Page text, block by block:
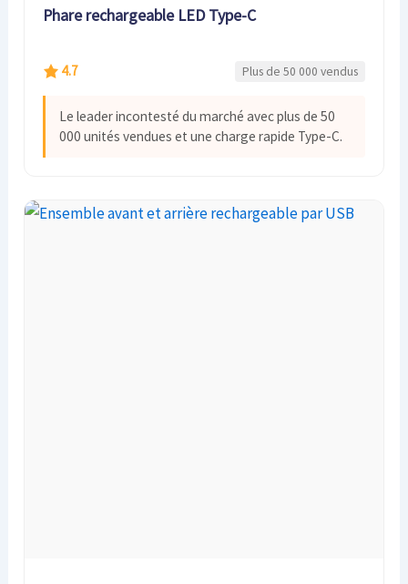
Phare rechargeable LED Type-C
4.7 Plus de 50 000 vendus
Le leader incontesté du marché avec plus de 50
000 unités vendues et une charge rapide Type-C.